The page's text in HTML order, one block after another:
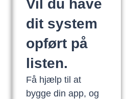
Vil du have
dit system
opført på
listen.
Få hjælp til at
bygge din app, og